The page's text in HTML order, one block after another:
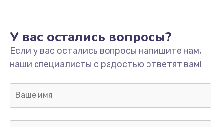
995 руб.
Заказать
Замена шлейфа матрицы
У вас остались вопросы?
Если у вас остались вопросы напишите нам,
наши специалисты с радостью ответят вам!